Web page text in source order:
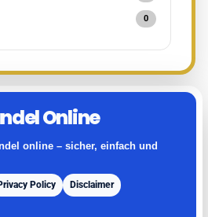
0
Online
online – sicher, einfach und
Policy Disclaimer